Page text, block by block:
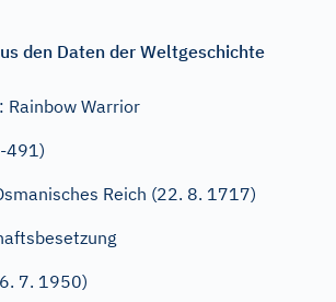
den Daten der Weltgeschichte
Rainbow Warrior
491)
Reich (22. 8. 1717)
7. 1950)